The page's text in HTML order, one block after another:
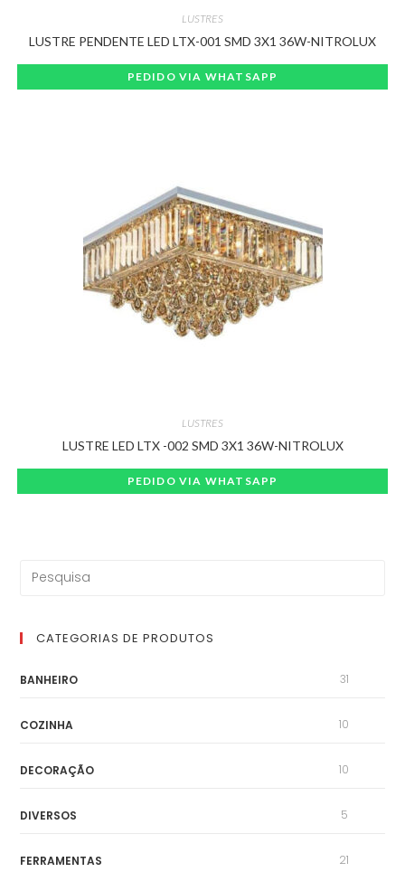
LUSTRES
LUSTRE PENDENTE LED LTX-001 SMD 3X1 36W-NITROLUX
PEDIDO VIA WHATSAPP
LUSTRES
LUSTRE LED LTX -002 SMD 3X1 36W-NITROLUX
PEDIDO VIA WHATSAPP
CATEGORIAS DE PRODUTOS
BANHEIRO 31
COZINHA 10
DECORAÇÃO 10
DIVERSOS 5
FERRAMENTAS 21